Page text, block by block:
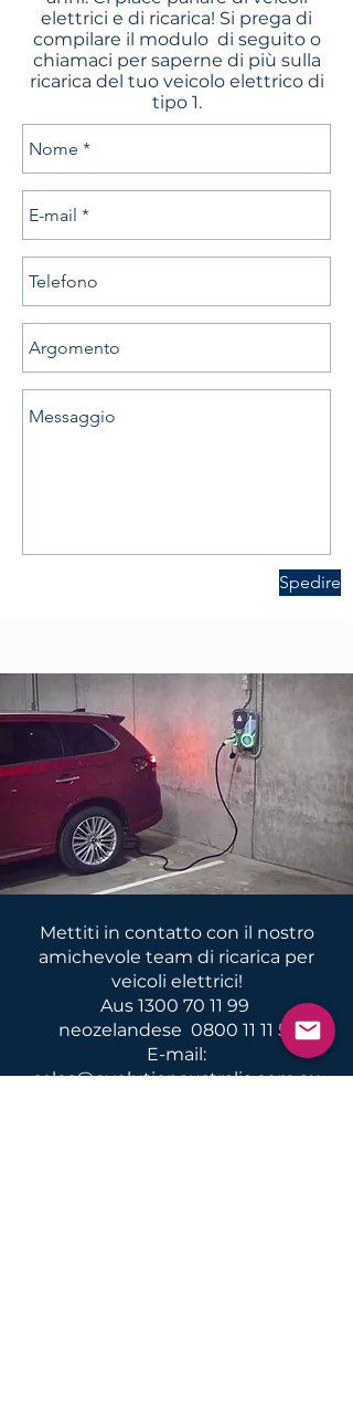
elettrici e di ricarica! Si prega di
compilare il modulo di seguito o
chiamaci per saperne di più sulla
ricarica del tuo veicolo elettrico di
tipo 1.
Spedire
Mettiti in contatto con il nostro
amichevole team di ricarica per
veicoli elettrici!
Aus 1300 70 11 99
neozelandese 0800 11 11 51
E-mail:
sales@evolutionaustralia.com.au